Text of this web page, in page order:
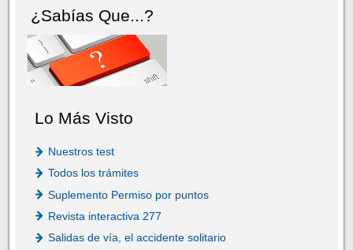
¿Sabías Que...?
Lo Más Visto
Nuestros test
Todos los trámites
Suplemento Permiso por puntos
Revista interactiva 277
Salidas de vía, el accidente solitario